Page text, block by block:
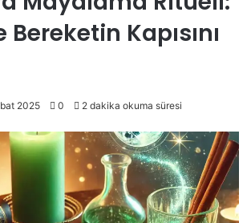
Kapısını
2025 0 2 dakika okuma süresi